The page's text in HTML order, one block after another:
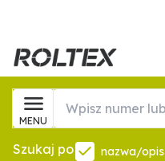
MENU
Szukaj po nazwa/opis